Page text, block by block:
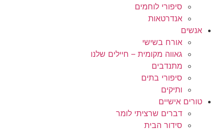
סיפורי לוחמים
אנדרטאות
אנשים
אורח בשישי
גאווה מקומית – חיילים שלנו
מתנדבים
סיפורי בתים
ותיקים
טורים אישיים
דברים שרציתי לומר
סידור הבית